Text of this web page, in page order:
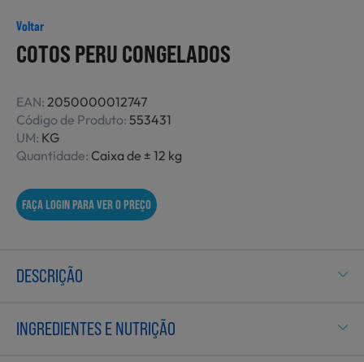
Refeições Prontas
Charcutaria e Enchidos
Voltar
COTOS PERU CONGELADOS
EAN: 2050000012747
Código de Produto: 553431
UM: KG
Quantidade: Caixa de ± 12 kg
FAÇA LOGIN PARA VER O PREÇO
DESCRIÇÃO
INGREDIENTES E NUTRIÇÃO